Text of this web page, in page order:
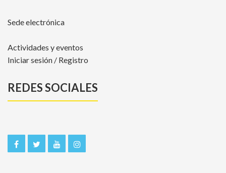
Sede electrónica
Actividades y eventos
Iniciar sesión / Registro
REDES SOCIALES